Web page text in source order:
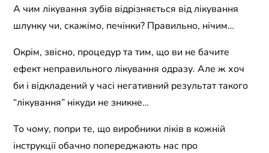
А чим лікування зубів відрізняється від лікування
шлунку чи, скажімо, печінки? Правильно, нічим…
Окрім, звісно, процедур та тим, що ви не бачите
ефект неправильного лікування одразу. Але ж хоч
би і відкладений у часі негативний результат такого
“лікування” нікуди не зникне…
То чому, попри те, що виробники ліків в кожній
інструкції обачно попереджають нас про